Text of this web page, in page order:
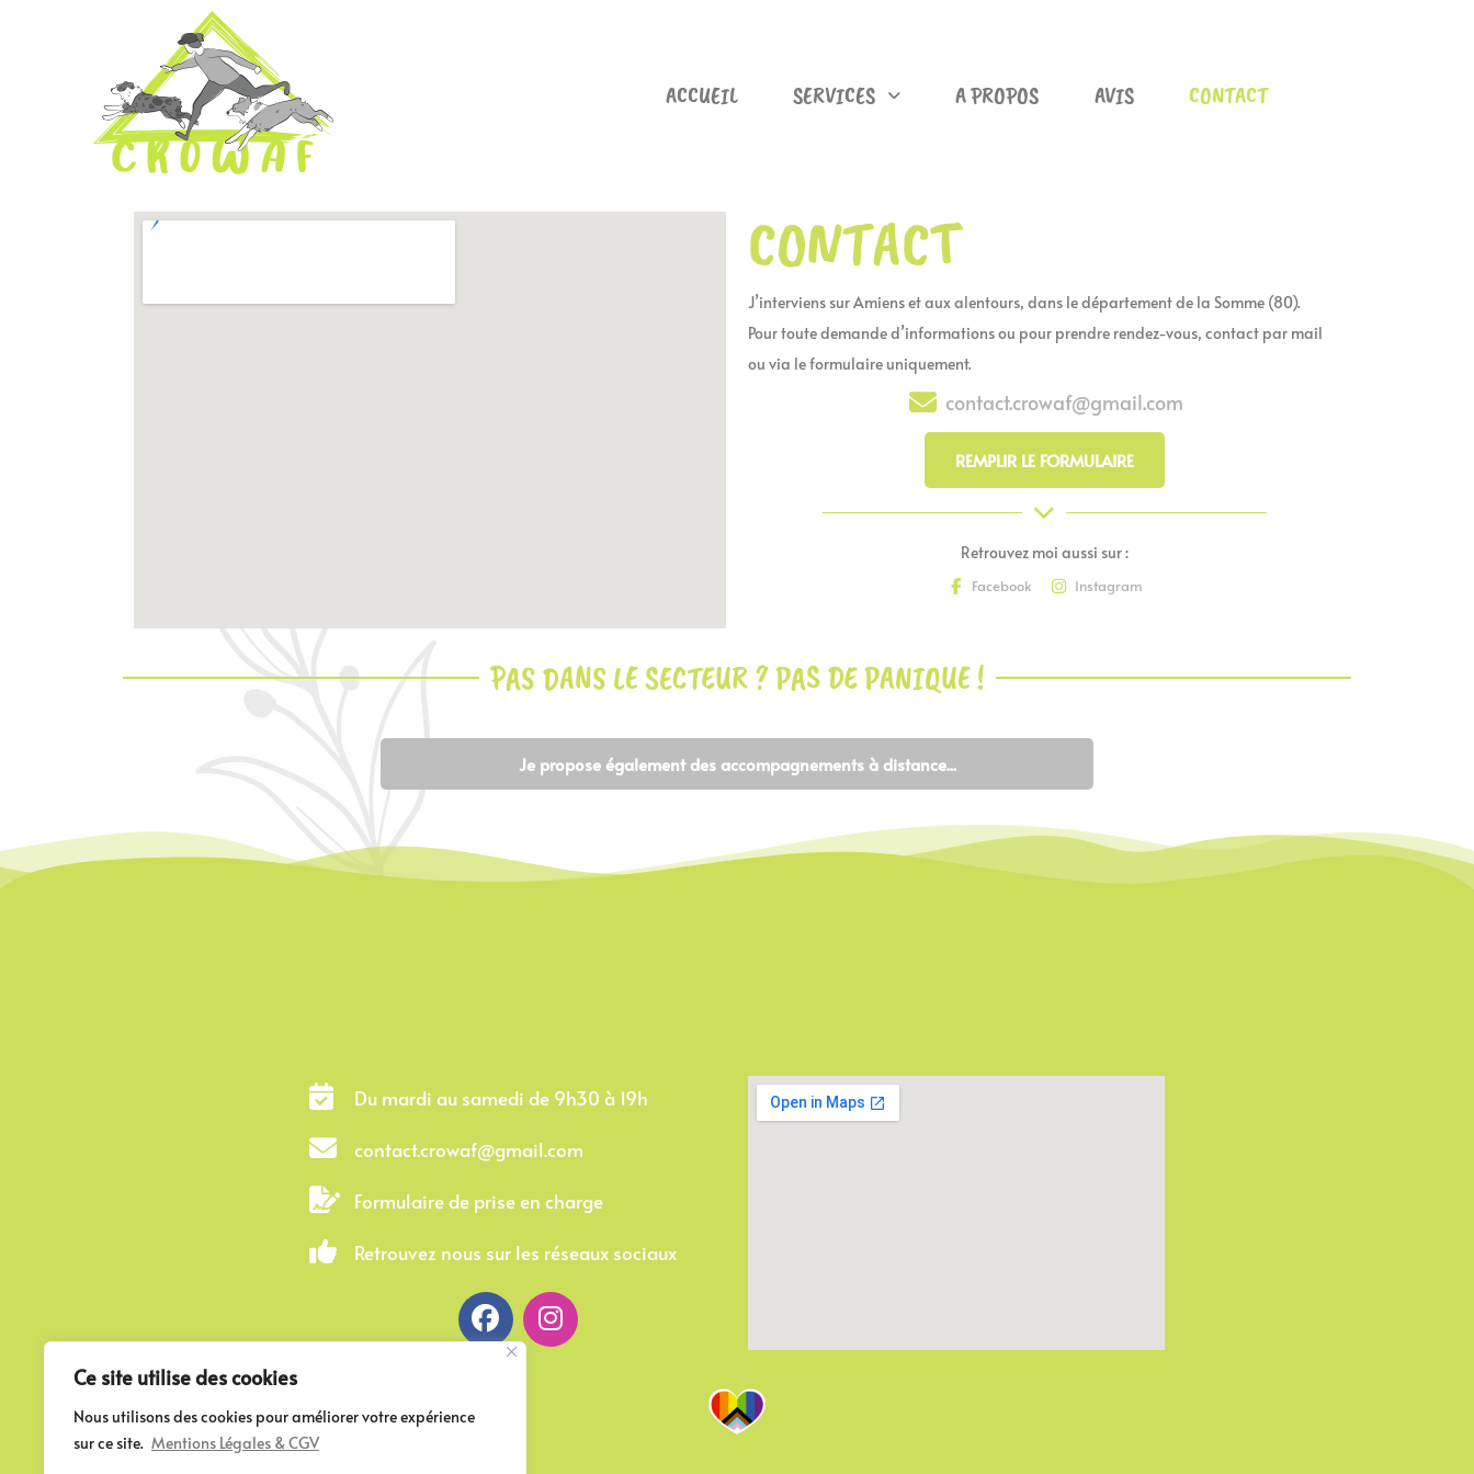
Ce site utilise des cookies
Nous utilisons des cookies pour améliorer votre expérience
sur ce site. Mentions Légales & CGV
ACCUEIL SERVICES A PROPOS AVIS CONTACT
CONTACT
J’interviens sur Amiens et aux alentours, dans le département de la Somme (80).
Pour toute demande d’informations ou pour prendre rendez-vous, contact par mail
ou via le formulaire uniquement.
contact.crowaf@gmail.com
REMPLIR LE FORMULAIRE
Retrouvez moi aussi sur :
Facebook Instagram
PAS DANS LE SECTEUR ? PAS DE PANIQUE !
Je propose également des accompagnements à distance...
Du mardi au samedi de 9h30 à 19h
contact.crowaf@gmail.com
Formulaire de prise en charge
Retrouvez nous sur les réseaux sociaux